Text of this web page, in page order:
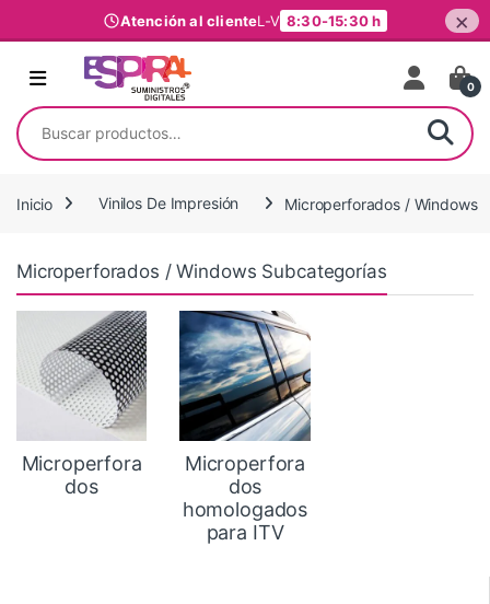
Atención al clienteL-V 8:30-15:30 h ×
Ir al contenido
0
Buscar por:
Inicio Vinilos De Impresión Microperforados / Windows
Microperforados / Windows Subcategorías
Microperfora
dos
Microperfora
dos
homologados
para ITV